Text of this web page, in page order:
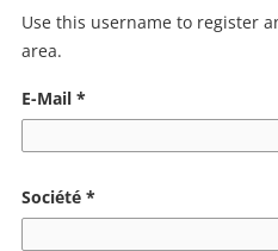
Use this username to register
area.
E-Mail *
Société *